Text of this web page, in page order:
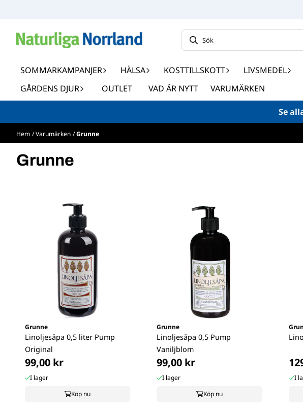
SOMMARKAMPANJER HÄLSA KOSTTILLSKOTT LIVSMEDEL
GÅRDENS DJUR
OUTLET VAD ÄR NYTT VARUMÄRKEN
Se
Hem /Varumärken /Grunne
Grunne
Grunne
Linoljesåpa 0,5 liter Pump
Original
99,00 kr
I lager
Köp nu
Grunne
Linoljesåpa 0,5 Pump
Vaniljblom
99,00 kr
I lager
Köp nu
I